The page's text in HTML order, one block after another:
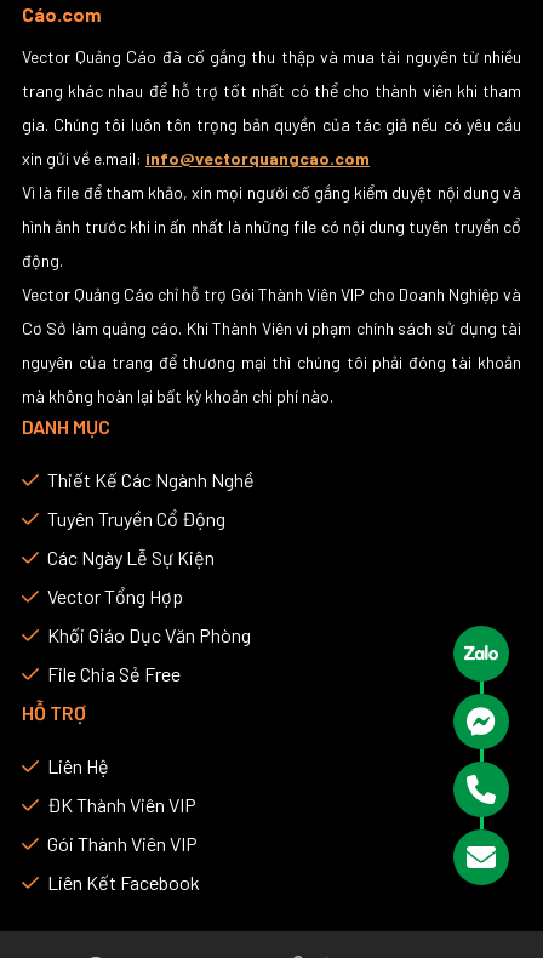
Cáo.com
Vector Quảng Cáo đã cố gắng thu thập và mua tài nguyên từ nhiều
trang khác nhau để hỗ trợ tốt nhất có thể cho thành viên khi tham
gia. Chúng tôi luôn tôn trọng bản quyền của tác giả nếu có yêu cầu
xin gửi về e.mail: info@vectorquangcao.com
Vì là file để tham khảo, xin mọi người cố gắng kiểm duyệt nội dung và
hình ảnh trước khi in ấn nhất là những file có nội dung tuyên truyền cổ
động.
Vector Quảng Cáo chỉ hỗ trợ Gói Thành Viên VIP cho Doanh Nghiệp và
Cơ Sở làm quảng cáo. Khi Thành Viên vi phạm chính sách sử dụng tài
nguyên của trang để thương mại thì chúng tôi phải đóng tài khoản
mà không hoàn lại bất kỳ khoản chi phí nào.
DANH MỤC
Thiết Kế Các Ngành Nghề
Tuyên Truyền Cổ Động
Các Ngày Lễ Sự Kiện
Vector Tổng Hợp
Khối Giáo Dục Văn Phòng
File Chia Sẻ Free
HỖ TRỢ
Liên Hệ
ĐK Thành Viên VIP
Gói Thành Viên VIP
Liên Kết Facebook